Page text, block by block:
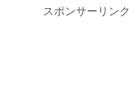
スポンサーリンク